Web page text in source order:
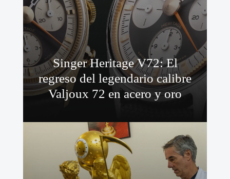
Singer Heritage V72: El
regreso del legendario calibre
Valjoux 72 en acero y oro